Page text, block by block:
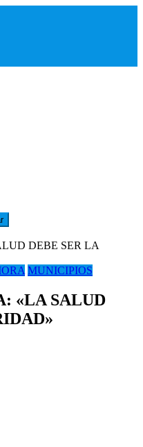
MUNICIPIOS
«LA SALUD